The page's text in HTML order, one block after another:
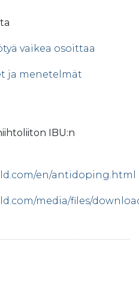
vaikea osoittaa
ja menetelmät
IBU:n
en/antidoping.html
media/files/